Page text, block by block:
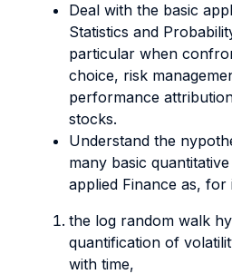
Deal with the basic
Statistics and
particular when
choice, risk
performance
stocks.
Understand the
many basic
applied Finance as, for
the log random walk
quantification of
with time,